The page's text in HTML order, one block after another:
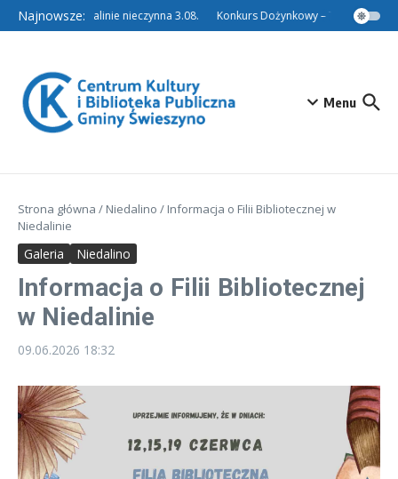
Przejdź do treści
Najnowsze:
Filia w Niedalinie nieczynna 3.08. Konkurs Dożynkowy – Tradycyjny
Menu
Strona główna / Niedalino / Informacja o Filii Bibliotecznej w
Niedalinie
Galeria Niedalino
Informacja o Filii Bibliotecznej
w Niedalinie
09.06.2026 18:32